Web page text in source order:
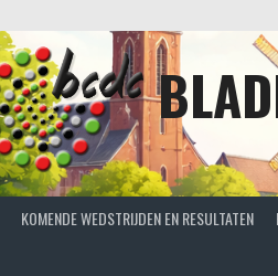
KOMENDE WEDSTRIJDEN EN RESULTATEN